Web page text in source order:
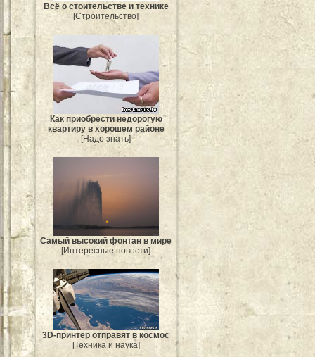
Всё о стоительстве и технике
[Строительство]
Как приобрести недорогую
квартиру в хорошем районе
[Надо знать]
Самый высокий фонтан в мире
[Интересные новости]
3D-принтер отправят в космос
[Техника и наука]